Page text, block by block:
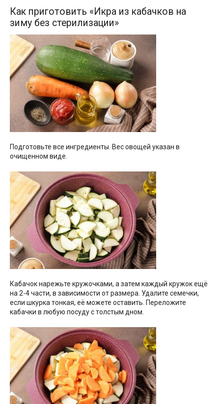
Как приготовить «Икра из кабачков на
зиму без стерилизации»
Подготовьте все ингредиенты. Вес овощей указан в
очищенном виде.
Кабачок нарежьте кружочками, а затем каждый кружок ещё
на 2-4 части, в зависимости от размера. Удалите семечки,
если шкурка тонкая, её можете оставить. Переложите
кабачки в любую посуду с толстым дном.